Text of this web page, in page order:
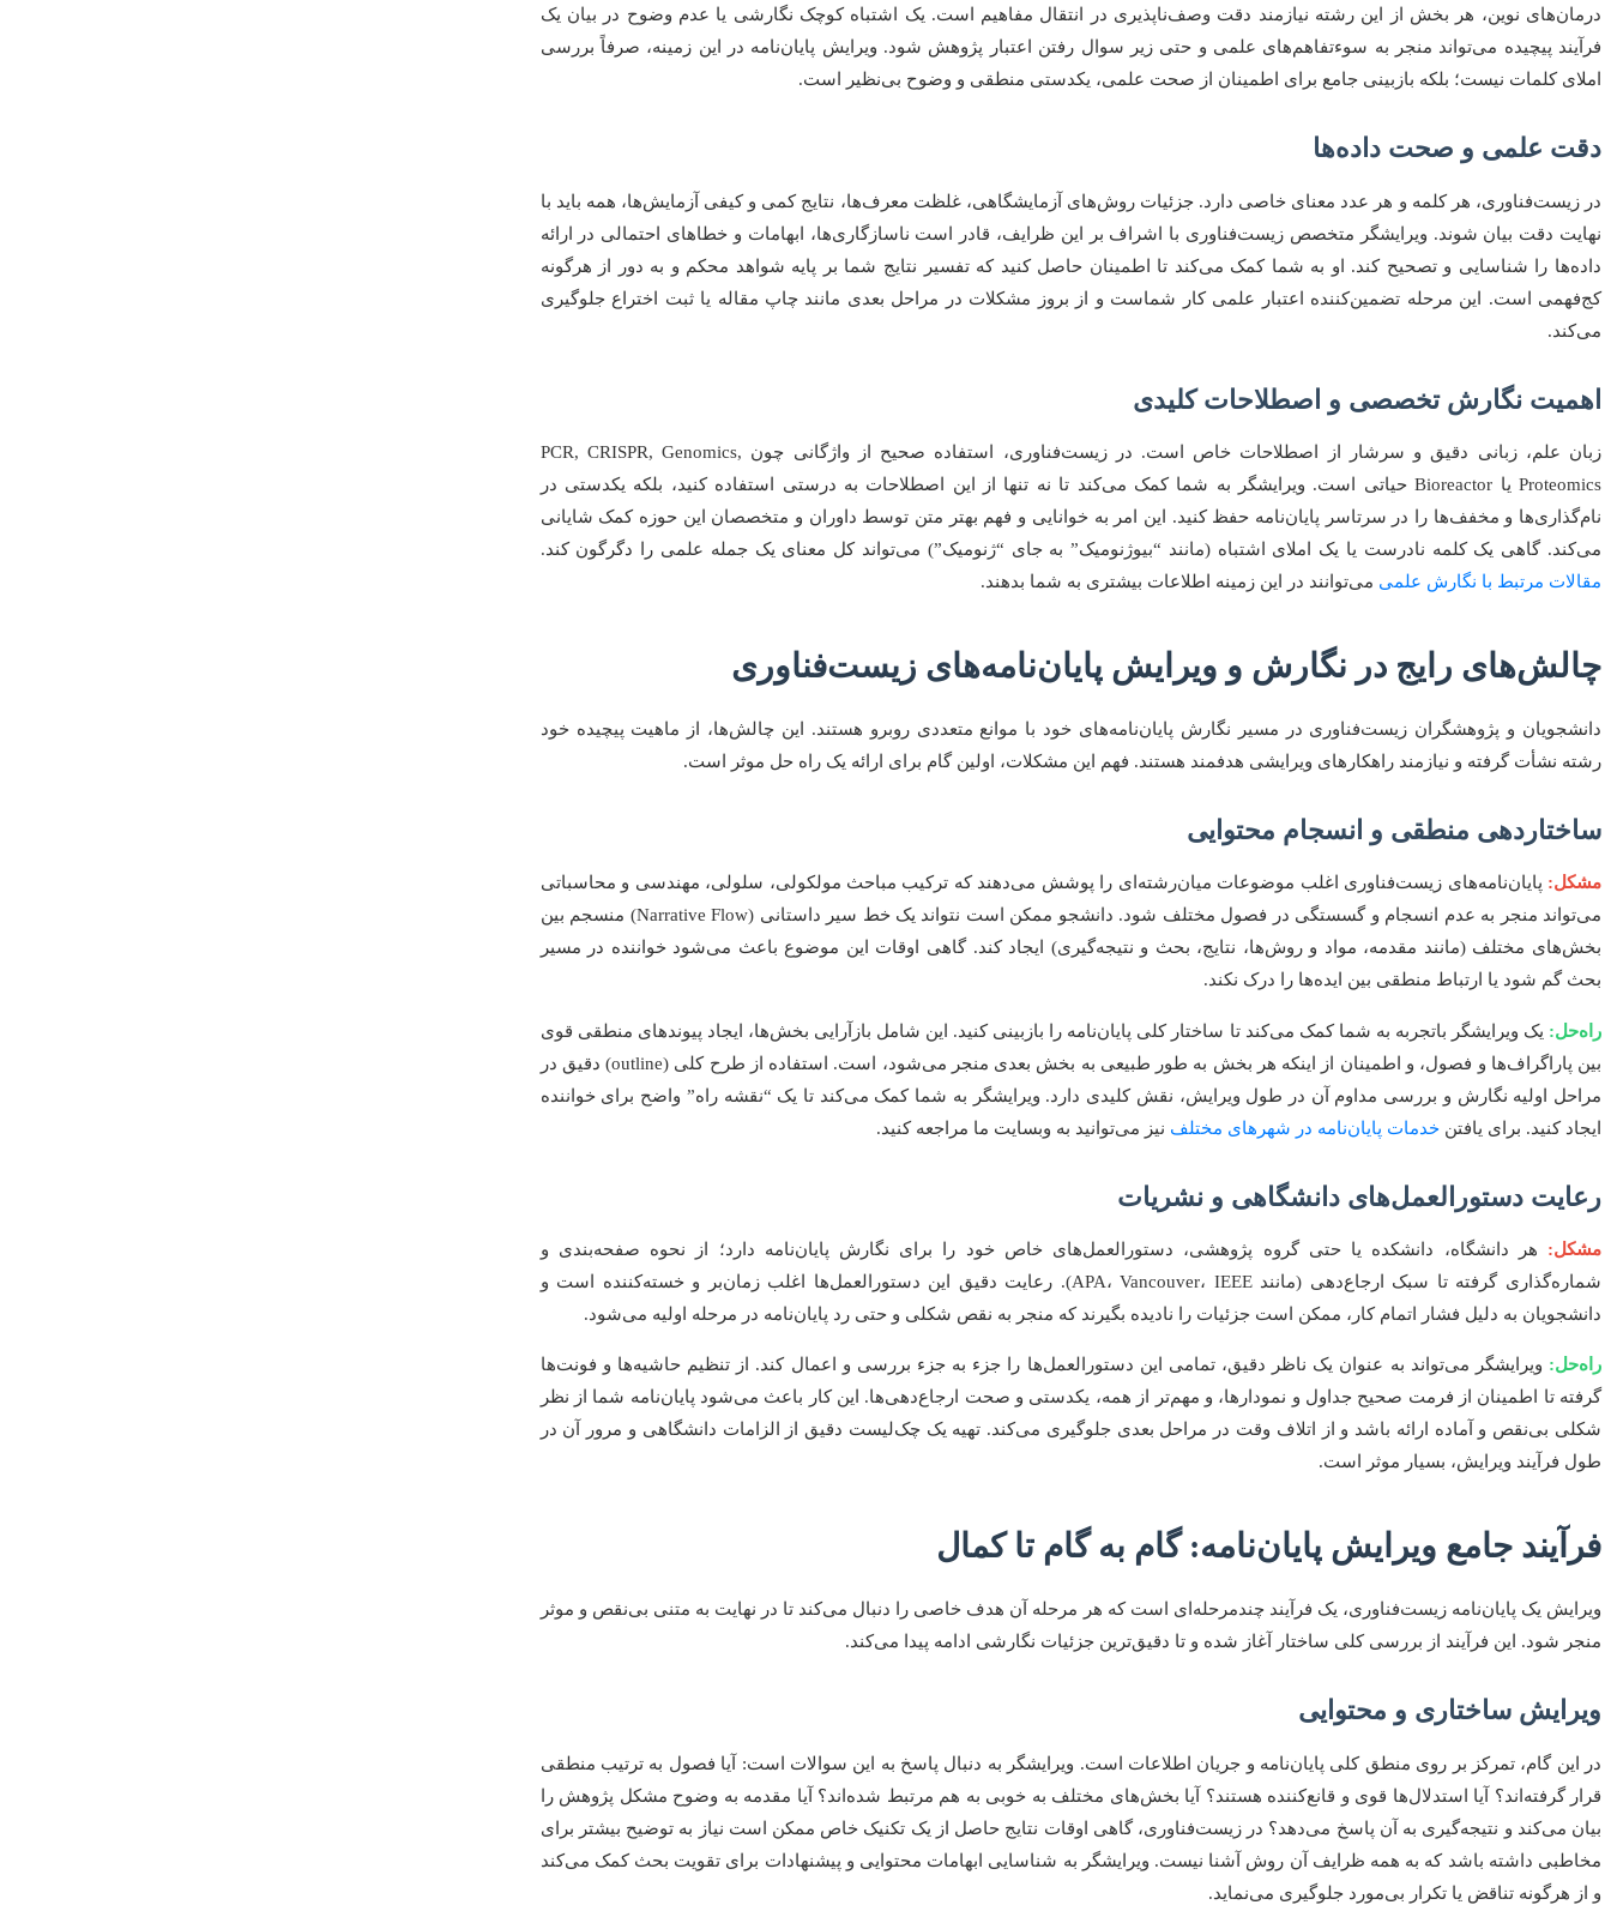
درمان‌های نوین، هر بخش از این رشته نیازمند دقت وصف‌ناپذیری در انتقال مفاهیم است. یک اشتباه کوچک نگارشی یا عدم وضوح در بیان یک
فرآیند پیچیده می‌تواند منجر به سوءتفاهم‌های علمی و حتی زیر سوال رفتن اعتبار پژوهش شود. ویرایش پایان‌نامه در این زمینه، صرفاً بررسی
املای کلمات نیست؛ بلکه بازبینی جامع برای اطمینان از صحت علمی، یکدستی منطقی و وضوح بی‌نظیر است.
دقت علمی و صحت داده‌ها
در زیست‌فناوری، هر کلمه و هر عدد معنای خاصی دارد. جزئیات روش‌های آزمایشگاهی، غلظت معرف‌ها، نتایج کمی و کیفی آزمایش‌ها، همه باید با
نهایت دقت بیان شوند. ویرایشگر متخصص زیست‌فناوری با اشراف بر این ظرایف، قادر است ناسازگاری‌ها، ابهامات و خطاهای احتمالی در ارائه
داده‌ها را شناسایی و تصحیح کند. او به شما کمک می‌کند تا اطمینان حاصل کنید که تفسیر نتایج شما بر پایه شواهد محکم و به دور از هرگونه
کج‌فهمی است. این مرحله تضمین‌کننده اعتبار علمی کار شماست و از بروز مشکلات در مراحل بعدی مانند چاپ مقاله یا ثبت اختراع جلوگیری
می‌کند.
اهمیت نگارش تخصصی و اصطلاحات کلیدی
زبان علم، زبانی دقیق و سرشار از اصطلاحات خاص است. در زیست‌فناوری، استفاده صحیح از واژگانی چون PCR, CRISPR, Genomics,
Proteomics یا Bioreactor حیاتی است. ویرایشگر به شما کمک می‌کند تا نه تنها از این اصطلاحات به درستی استفاده کنید، بلکه یکدستی در
نام‌گذاری‌ها و مخفف‌ها را در سرتاسر پایان‌نامه حفظ کنید. این امر به خوانایی و فهم بهتر متن توسط داوران و متخصصان این حوزه کمک شایانی
می‌کند. گاهی یک کلمه نادرست یا یک املای اشتباه (مانند “بیوژنومیک” به جای “ژنومیک”) می‌تواند کل معنای یک جمله علمی را دگرگون کند.
مقالات مرتبط با نگارش علمی می‌توانند در این زمینه اطلاعات بیشتری به شما بدهند.
چالش‌های رایج در نگارش و ویرایش پایان‌نامه‌های زیست‌فناوری
دانشجویان و پژوهشگران زیست‌فناوری در مسیر نگارش پایان‌نامه‌های خود با موانع متعددی روبرو هستند. این چالش‌ها، از ماهیت پیچیده خود
رشته نشأت گرفته و نیازمند راهکارهای ویرایشی هدفمند هستند. فهم این مشکلات، اولین گام برای ارائه یک راه حل موثر است.
ساختاردهی منطقی و انسجام محتوایی
مشکل: پایان‌نامه‌های زیست‌فناوری اغلب موضوعات میان‌رشته‌ای را پوشش می‌دهند که ترکیب مباحث مولکولی، سلولی، مهندسی و محاسباتی
می‌تواند منجر به عدم انسجام و گسستگی در فصول مختلف شود. دانشجو ممکن است نتواند یک خط سیر داستانی (Narrative Flow) منسجم بین
بخش‌های مختلف (مانند مقدمه، مواد و روش‌ها، نتایج، بحث و نتیجه‌گیری) ایجاد کند. گاهی اوقات این موضوع باعث می‌شود خواننده در مسیر
بحث گم شود یا ارتباط منطقی بین ایده‌ها را درک نکند.
راه‌حل: یک ویرایشگر باتجربه به شما کمک می‌کند تا ساختار کلی پایان‌نامه را بازبینی کنید. این شامل بازآرایی بخش‌ها، ایجاد پیوندهای منطقی قوی
بین پاراگراف‌ها و فصول، و اطمینان از اینکه هر بخش به طور طبیعی به بخش بعدی منجر می‌شود، است. استفاده از طرح کلی (outline) دقیق در
مراحل اولیه نگارش و بررسی مداوم آن در طول ویرایش، نقش کلیدی دارد. ویرایشگر به شما کمک می‌کند تا یک “نقشه راه” واضح برای خواننده
ایجاد کنید. برای یافتن خدمات پایان‌نامه در شهرهای مختلف نیز می‌توانید به وبسایت ما مراجعه کنید.
رعایت دستورالعمل‌های دانشگاهی و نشریات
مشکل: هر دانشگاه، دانشکده یا حتی گروه پژوهشی، دستورالعمل‌های خاص خود را برای نگارش پایان‌نامه دارد؛ از نحوه صفحه‌بندی و
شماره‌گذاری گرفته تا سبک ارجاع‌دهی (مانند APA، Vancouver، IEEE). رعایت دقیق این دستورالعمل‌ها اغلب زمان‌بر و خسته‌کننده است و
دانشجویان به دلیل فشار اتمام کار، ممکن است جزئیات را نادیده بگیرند که منجر به نقص شکلی و حتی رد پایان‌نامه در مرحله اولیه می‌شود.
راه‌حل: ویرایشگر می‌تواند به عنوان یک ناظر دقیق، تمامی این دستورالعمل‌ها را جزء به جزء بررسی و اعمال کند. از تنظیم حاشیه‌ها و فونت‌ها
گرفته تا اطمینان از فرمت صحیح جداول و نمودارها، و مهم‌تر از همه، یکدستی و صحت ارجاع‌دهی‌ها. این کار باعث می‌شود پایان‌نامه شما از نظر
شکلی بی‌نقص و آماده ارائه باشد و از اتلاف وقت در مراحل بعدی جلوگیری می‌کند. تهیه یک چک‌لیست دقیق از الزامات دانشگاهی و مرور آن در
طول فرآیند ویرایش، بسیار موثر است.
فرآیند جامع ویرایش پایان‌نامه: گام به گام تا کمال
ویرایش یک پایان‌نامه زیست‌فناوری، یک فرآیند چندمرحله‌ای است که هر مرحله آن هدف خاصی را دنبال می‌کند تا در نهایت به متنی بی‌نقص و موثر
منجر شود. این فرآیند از بررسی کلی ساختار آغاز شده و تا دقیق‌ترین جزئیات نگارشی ادامه پیدا می‌کند.
ویرایش ساختاری و محتوایی
در این گام، تمرکز بر روی منطق کلی پایان‌نامه و جریان اطلاعات است. ویرایشگر به دنبال پاسخ به این سوالات است: آیا فصول به ترتیب منطقی
قرار گرفته‌اند؟ آیا استدلال‌ها قوی و قانع‌کننده هستند؟ آیا بخش‌های مختلف به خوبی به هم مرتبط شده‌اند؟ آیا مقدمه به وضوح مشکل پژوهش را
بیان می‌کند و نتیجه‌گیری به آن پاسخ می‌دهد؟ در زیست‌فناوری، گاهی اوقات نتایج حاصل از یک تکنیک خاص ممکن است نیاز به توضیح بیشتر برای
مخاطبی داشته باشد که به همه ظرایف آن روش آشنا نیست. ویرایشگر به شناسایی ابهامات محتوایی و پیشنهادات برای تقویت بحث کمک می‌کند
و از هرگونه تناقض یا تکرار بی‌مورد جلوگیری می‌نماید.